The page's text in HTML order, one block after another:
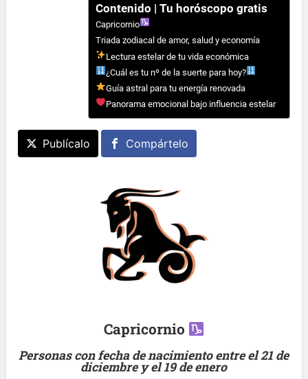
Contenido | Tu horóscopo gratis
Capricornio
Triada zodiacal de amor, salud y economía
Lectura estelar de tu vida económica
¿Cuál es tu nº de la suerte para hoy?
Guía astral para tu energía renovada
Panorama emocional bajo influencia estelar
Publícalo Compártelo
Capricornio
Personas con fecha de nacimiento entre el 21 de
diciembre y el 19 de enero